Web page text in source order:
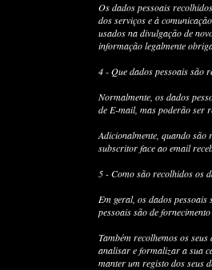
Os dados pessoais
dos serviços e à
usados na divulgação de
informação legalmente
4 - Que dados pessoais são
Normalmente, os dados
de E-mail, mas poderão ser
Adicionalmente, quando são
subscritor face ao email
5 - Como são recolhidos os
Em geral, os dados
pessoais são de
Também recolhemos os
analisar e formalizar a sua
manter um registo dos seus